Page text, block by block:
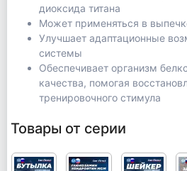
диоксида титана
Может применяться в
Улучшает адаптационные
системы
Обеспечивает организм
качества, помогая
тренировочного стимула
Товары от серии